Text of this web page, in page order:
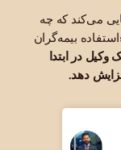
می‌کند که چه
بیمه‌گران
در ابتدا
دهد.